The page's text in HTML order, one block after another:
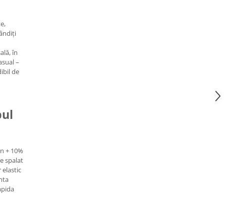
în
–
de
+ 10%
spalat
elastic